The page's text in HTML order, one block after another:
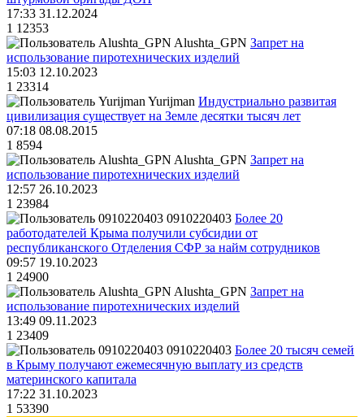
17:33 31.12.2024
1 12353
Alushta_GPN Запрет на
использование пиротехнических изделий
15:03 12.10.2023
1 23314
Yurijman Индустриально развитая
цивилизация существует на Земле десятки тысяч лет
07:18 08.08.2015
1 8594
Alushta_GPN Запрет на
использование пиротехнических изделий
12:57 26.10.2023
1 23984
0910220403 Более 20
работодателей Крыма получили субсидии от
республиканского Отделения СФР за найм сотрудников
09:57 19.10.2023
1 24900
Alushta_GPN Запрет на
использование пиротехнических изделий
13:49 09.11.2023
1 23409
0910220403 Более 20 тысяч семей
в Крыму получают ежемесячную выплату из средств
материнского капитала
17:22 31.10.2023
1 53390